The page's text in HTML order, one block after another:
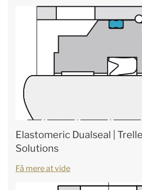
Elastomeric Dualseal |
Solutions
Få mere at vide